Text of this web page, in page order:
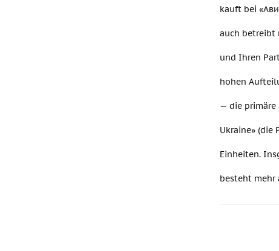
kauft bei
auch betreibt
und Ihren
hohen
— die primäre
Ukraine» (die
Einheiten.
besteht mehr